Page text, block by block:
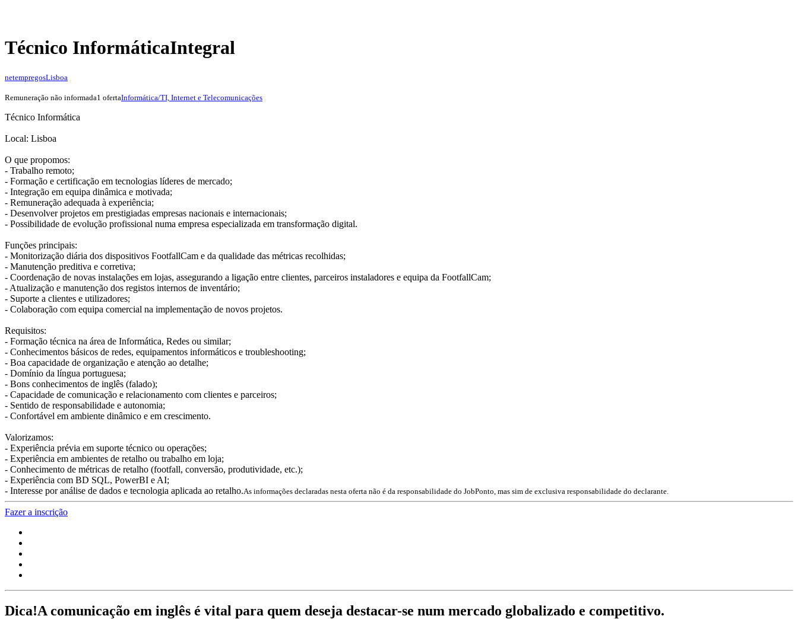
Técnico InformáticaIntegral
netempregosLisboa
Remuneração não informada1 ofertaInformática/TI, Internet e Telecomunicações
Técnico Informática
Local: Lisboa
O que propomos:
- Trabalho remoto;
- Formação e certificação em tecnologias líderes de mercado;
- Integração em equipa dinâmica e motivada;
- Remuneração adequada à experiência;
- Desenvolver projetos em prestigiadas empresas nacionais e internacionais;
- Possibilidade de evolução profissional numa empresa especializada em transformação digital.
Funções principais:
- Monitorização diária dos dispositivos FootfallCam e da qualidade das métricas recolhidas;
- Manutenção preditiva e corretiva;
- Coordenação de novas instalações em lojas, assegurando a ligação entre clientes, parceiros instaladores e equipa da FootfallCam;
- Atualização e manutenção dos registos internos de inventário;
- Suporte a clientes e utilizadores;
- Colaboração com equipa comercial na implementação de novos projetos.
Requisitos:
- Formação técnica na área de Informática, Redes ou similar;
- Conhecimentos básicos de redes, equipamentos informáticos e troubleshooting;
- Boa capacidade de organização e atenção ao detalhe;
- Domínio da língua portuguesa;
- Bons conhecimentos de inglês (falado);
- Capacidade de comunicação e relacionamento com clientes e parceiros;
- Sentido de responsabilidade e autonomia;
- Confortável em ambiente dinâmico e em crescimento.
Valorizamos:
- Experiência prévia em suporte técnico ou operações;
- Experiência em ambientes de retalho ou trabalho em loja;
- Conhecimento de métricas de retalho (footfall, conversão, produtividade, etc.);
- Experiência com BD SQL, PowerBI e AI;
- Interesse por análise de dados e tecnologia aplicada ao retalho.As informações declaradas nesta oferta não é da responsabilidade do JobPonto, mas sim de exclusiva responsabilidade do declarante.
Fazer a inscrição
Dica!A comunicação em inglês é vital para quem deseja destacar-se num mercado globalizado e competitivo.